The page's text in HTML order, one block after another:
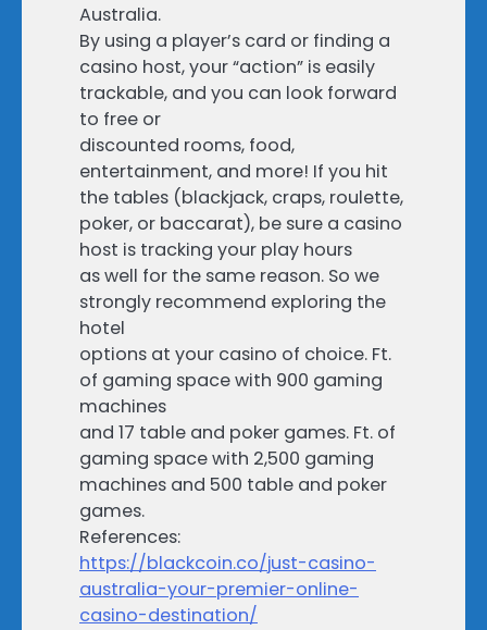
Australia.
By using a player’s card or finding a
casino host, your “action” is easily
trackable, and you can look forward
to free or
discounted rooms, food,
entertainment, and more! If you hit
the tables (blackjack, craps, roulette,
poker, or baccarat), be sure a casino
host is tracking your play hours
as well for the same reason. So we
strongly recommend exploring the
hotel
options at your casino of choice. Ft.
of gaming space with 900 gaming
machines
and 17 table and poker games. Ft. of
gaming space with 2,500 gaming
machines and 500 table and poker
games.
References:
https://blackcoin.co/just-casino-
australia-your-premier-online-
casino-destination/